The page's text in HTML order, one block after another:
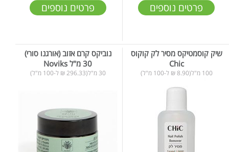
פרטים נוספים פרטים נוספים
שיק קוסמטיקס מסיר לק קוקוס
Chic
100 מ"ל(8.90 ₪ ל-100 מ"ל)
נוביקס קרם אזוב (אורגנו סורי)
30 מ"ל Noviks
30 מ"ל(296.33 ₪ ל-100 מ"ל)